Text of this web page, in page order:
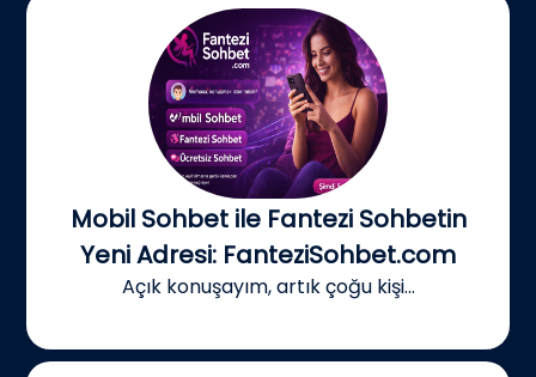
Mobil Sohbet ile Fantezi Sohbetin
Yeni Adresi: FanteziSohbet.com
Açık konuşayım, artık çoğu kişi...